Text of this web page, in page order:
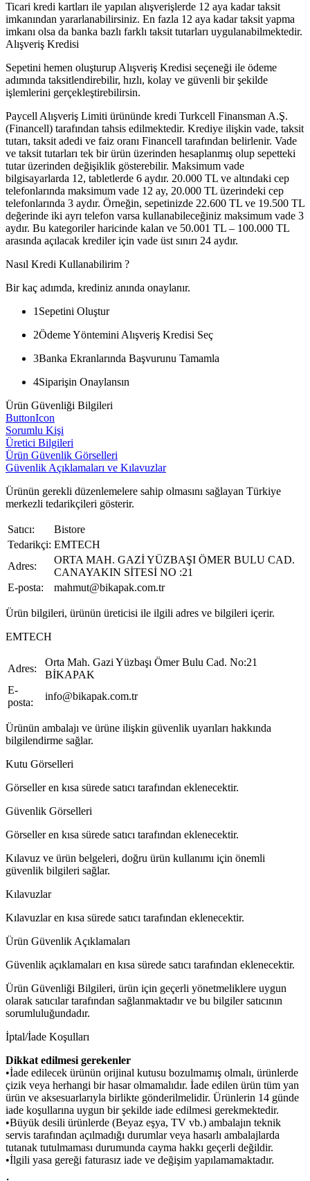
Ticari kredi kartları ile yapılan alışverişlerde 12 aya kadar taksit
imkanından yararlanabilirsiniz. En fazla 12 aya kadar taksit yapma
imkanı olsa da banka bazlı farklı taksit tutarları uygulanabilmektedir.
Alışveriş Kredisi
Sepetini hemen oluşturup Alışveriş Kredisi seçeneği ile ödeme
adımında taksitlendirebilir, hızlı, kolay ve güvenli bir şekilde
işlemlerini gerçekleştirebilirsin.
Paycell Alışveriş Limiti ürününde kredi Turkcell Finansman A.Ş.
(Financell) tarafından tahsis edilmektedir. Krediye ilişkin vade, taksit
tutarı, taksit adedi ve faiz oranı Financell tarafından belirlenir. Vade
ve taksit tutarları tek bir ürün üzerinden hesaplanmış olup sepetteki
tutar üzerinden değişiklik gösterebilir. Maksimum vade
bilgisayarlarda 12, tabletlerde 6 aydır. 20.000 TL ve altındaki cep
telefonlarında maksimum vade 12 ay, 20.000 TL üzerindeki cep
telefonlarında 3 aydır. Örneğin, sepetinizde 22.600 TL ve 19.500 TL
değerinde iki ayrı telefon varsa kullanabileceğiniz maksimum vade 3
aydır. Bu kategoriler haricinde kalan ve 50.001 TL – 100.000 TL
arasında açılacak krediler için vade üst sınırı 24 aydır.
Nasıl Kredi Kullanabilirim ?
Bir kaç adımda, krediniz anında onaylanır.
1 Sepetini Oluştur
2Ödeme Yöntemini Alışveriş Kredisi Seç
3Banka Ekranlarında Başvurunu Tamamla
4Siparişin Onaylansın
Ürün Güvenliği Bilgileri
ButtonIcon
Sorumlu Kişi
Üretici Bilgileri
Ürün Güvenlik Görselleri
Güvenlik Açıklamaları ve Kılavuzlar
Ürünün gerekli düzenlemelere sahip olmasını sağlayan Türkiye
merkezli tedarikçileri gösterir.
Satıcı:
Bistore
Tedarikçi: EMTECH
Adres:
ORTA MAH. GAZİ YÜZBAŞI ÖMER BULU CAD.
CANAYAKIN SİTESİ NO :21
E-posta:
mahmut@bikapak.com.tr
Ürün bilgileri, ürünün üreticisi ile ilgili adres ve bilgileri içerir.
EMTECH
Adres:
Orta Mah. Gazi Yüzbaşı Ömer Bulu Cad. No:21
BİKAPAK
E-
posta:
info@bikapak.com.tr
Ürünün ambalajı ve ürüne ilişkin güvenlik uyarıları hakkında
bilgilendirme sağlar.
Kutu Görselleri
Görseller en kısa sürede satıcı tarafından eklenecektir.
Güvenlik Görselleri
Görseller en kısa sürede satıcı tarafından eklenecektir.
Kılavuz ve ürün belgeleri, doğru ürün kullanımı için önemli
güvenlik bilgileri sağlar.
Kılavuzlar
Kılavuzlar en kısa sürede satıcı tarafından eklenecektir.
Ürün Güvenlik Açıklamaları
Güvenlik açıklamaları en kısa sürede satıcı tarafından eklenecektir.
Ürün Güvenliği Bilgileri, ürün için geçerli yönetmeliklere uygun
olarak satıcılar tarafından sağlanmaktadır ve bu bilgiler satıcının
sorumluluğundadır.
İptal/İade Koşulları
Dikkat edilmesi gerekenler
•İade edilecek ürünün orijinal kutusu bozulmamış olmalı, ürünlerde
çizik veya herhangi bir hasar olmamalıdır. İade edilen ürün tüm yan
ürün ve aksesuarlarıyla birlikte gönderilmelidir. Ürünlerin 14 günde
iade koşullarına uygun bir şekilde iade edilmesi gerekmektedir.
•Büyük desili ürünlerde (Beyaz eşya, TV vb.) ambalajın teknik
servis tarafından açılmadığı durumlar veya hasarlı ambalajlarda
tutanak tutulmaması durumunda cayma hakkı geçerli değildir.
•İlgili yasa gereği faturasız iade ve değişim yapılamamaktadır.